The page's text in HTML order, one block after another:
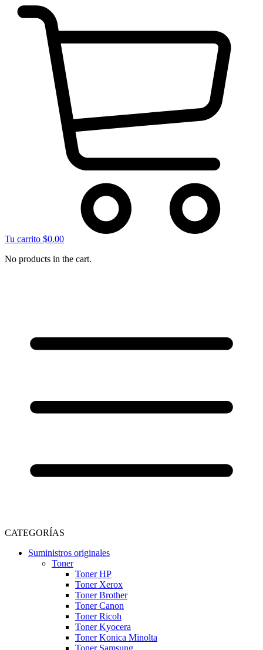
Tu carrito $0.00
No products in the cart.
CATEGORÍAS
Suministros originales
Toner
Toner HP
Toner Xerox
Toner Brother
Toner Canon
Toner Ricoh
Toner Kyocera
Toner Konica Minolta
Toner Samsung